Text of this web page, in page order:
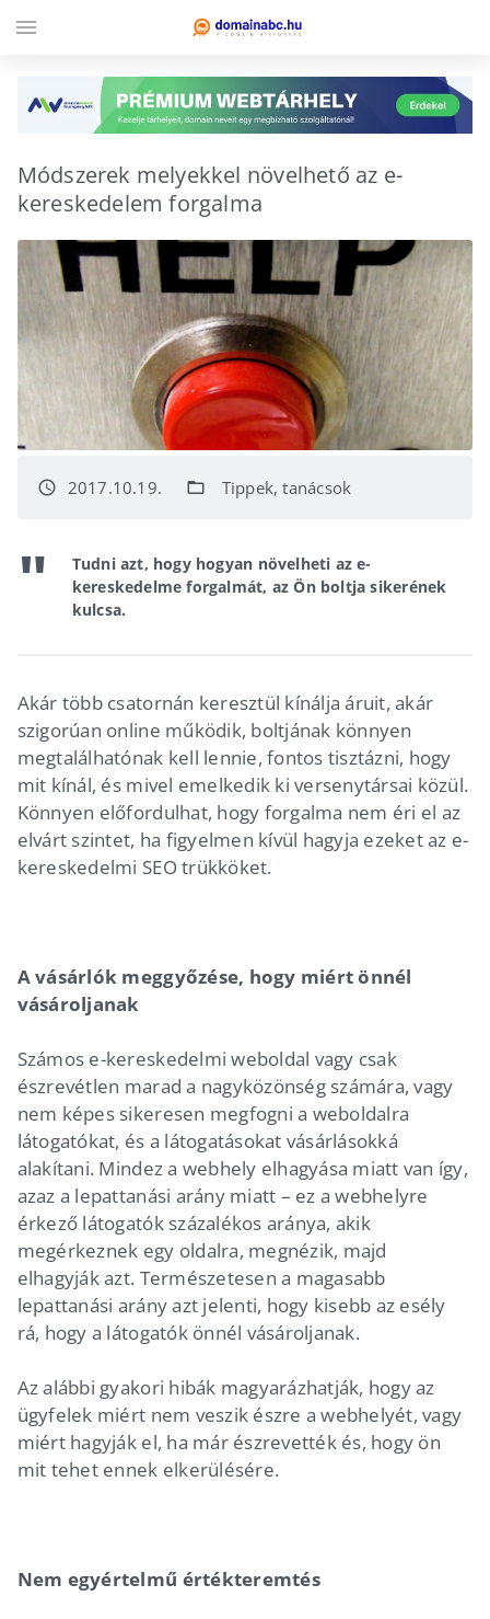
Módszerek melyekkel növelhető az e-
kereskedelem forgalma
access_time 2017.10.19. folder_open Tippek, tanácsok
Tudni azt, hogy hogyan növelheti az e-
kereskedelme forgalmát, az Ön boltja sikerének
kulcsa.
Akár több csatornán keresztül kínálja áruit, akár
szigorúan online működik, boltjának könnyen
megtalálhatónak kell lennie, fontos tisztázni, hogy
mit kínál, és mivel emelkedik ki versenytársai közül.
Könnyen előfordulhat, hogy forgalma nem éri el az
elvárt szintet, ha figyelmen kívül hagyja ezeket az e-
kereskedelmi SEO trükköket.
A vásárlók meggyőzése, hogy miért önnél
vásároljanak
Számos e-kereskedelmi weboldal vagy csak
észrevétlen marad a nagyközönség számára, vagy
nem képes sikeresen megfogni a weboldalra
látogatókat, és a látogatásokat vásárlásokká
alakítani. Mindez a webhely elhagyása miatt van így,
azaz a lepattanási arány miatt – ez a webhelyre
érkező látogatók százalékos aránya, akik
megérkeznek egy oldalra, megnézik, majd
elhagyják azt. Természetesen a magasabb
lepattanási arány azt jelenti, hogy kisebb az esély
rá, hogy a látogatók önnél vásároljanak.
Az alábbi gyakori hibák magyarázhatják, hogy az
ügyfelek miért nem veszik észre a webhelyét, vagy
miért hagyják el, ha már észrevették és, hogy ön
mit tehet ennek elkerülésére.
Nem egyértelmű értékteremtés
menu